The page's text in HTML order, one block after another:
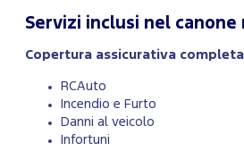
Servizi inclusi nel canone
Copertura assicurativa completa
RCAuto
Incendio e Furto
Danni al veicolo
Infortuni